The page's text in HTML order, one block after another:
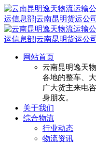
网站首页
云南昆明逸天
各地的整车、
广大货主来电
身朋友。
关于我们
综合物流
行业动态
物流资讯